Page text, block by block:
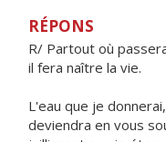
RÉPONS
R/ Partout où
il fera naître la vie.
L'eau que je
deviendra en vous